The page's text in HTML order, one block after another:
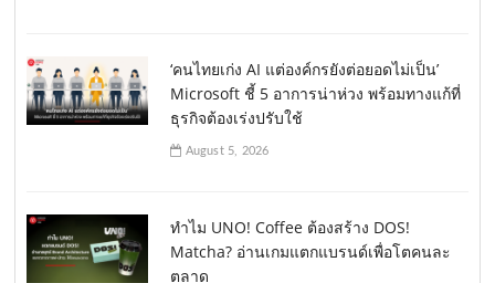
‘คนไทยเก่ง AI แต่องค์กรยังต่อยอดไม่เป็น’
Microsoft ชี้ 5 อาการน่าห่วง พร้อมทางแก้ที่
ธุรกิจต้องเร่งปรับใช้
August 5, 2026
ทำไม UNO! Coffee ต้องสร้าง DOS!
Matcha? อ่านเกมแตกแบรนด์เพื่อโตคนละ
ตลาด